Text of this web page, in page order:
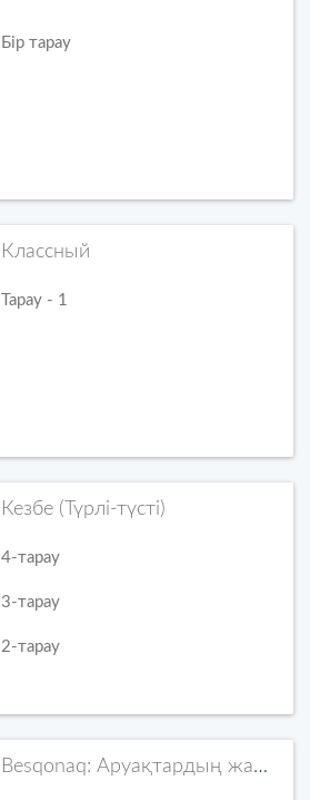
Бір тарау
Классный
Тарау - 1
Кезбе (Түрлі-түсті)
4-тарау
3-тарау
2-тарау
Besqonaq: Аруақтардың жаңғырығы